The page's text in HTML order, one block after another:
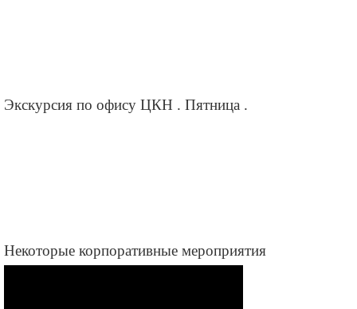
Экскурсия по офису ЦКН . Пятница .
Некоторые корпоративные мероприятия